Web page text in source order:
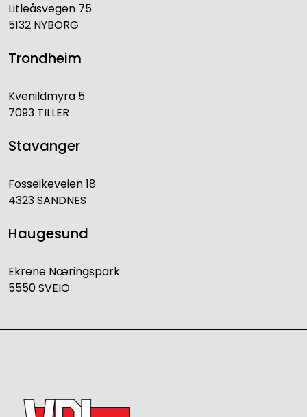
Litleåsvegen 75
5132 NYBORG
Trondheim
Kvenildmyra 5
7093 TILLER
Stavanger
Fosseikeveien 18
4323 SANDNES
Haugesund
Ekrene Næringspark
5550 SVEIO